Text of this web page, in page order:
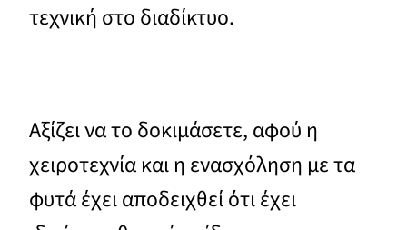
τεχνική στο διαδίκτυο.
Αξίζει να το δοκιμάσετε, αφού η
χειροτεχνία και η ενασχόληση με τα
φυτά έχει αποδειχθεί ότι έχει